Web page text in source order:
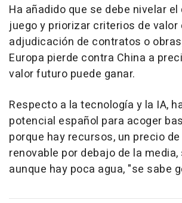
Ha añadido que se debe nivelar
juego y priorizar criterios de valor
adjudicación de contratos o
Europa pierde contra China a
valor futuro puede ganar.
Respecto a la tecnología y la IA,
potencial español para acoger
porque hay recursos, un precio
renovable por debajo de la
aunque hay poca agua, "se sabe